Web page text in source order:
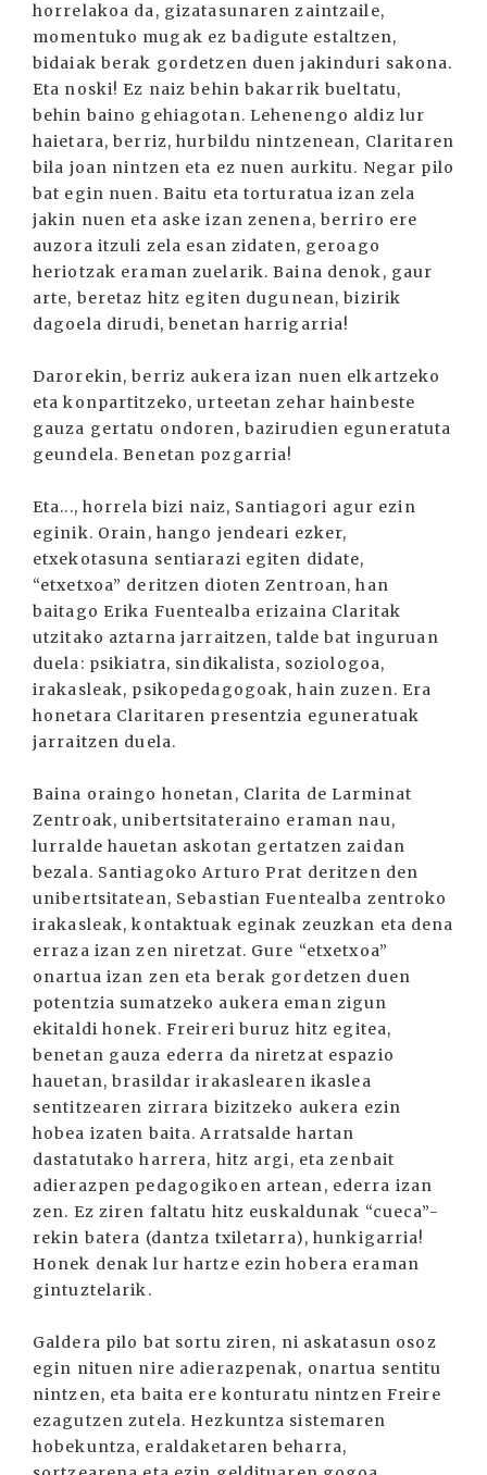
horrelakoa da, gizatasunaren zaintzaile,
momentuko mugak ez badigute estaltzen,
bidaiak berak gordetzen duen jakinduri sakona.
Eta noski! Ez naiz behin bakarrik bueltatu,
behin baino gehiagotan. Lehenengo aldiz lur
haietara, berriz, hurbildu nintzenean, Claritaren
bila joan nintzen eta ez nuen aurkitu. Negar pilo
bat egin nuen. Baitu eta torturatua izan zela
jakin nuen eta aske izan zenena, berriro ere
auzora itzuli zela esan zidaten, geroago
heriotzak eraman zuelarik. Baina denok, gaur
arte, beretaz hitz egiten dugunean, bizirik
dagoela dirudi, benetan harrigarria!
Darorekin, berriz aukera izan nuen elkartzeko
eta konpartitzeko, urteetan zehar hainbeste
gauza gertatu ondoren, bazirudien eguneratuta
geundela. Benetan pozgarria!
Eta..., horrela bizi naiz, Santiagori agur ezin
eginik. Orain, hango jendeari ezker,
etxekotasuna sentiarazi egiten didate,
“etxetxoa” deritzen dioten Zentroan, han
baitago Erika Fuentealba erizaina Claritak
utzitako aztarna jarraitzen, talde bat inguruan
duela: psikiatra, sindikalista, soziologoa,
irakasleak, psikopedagogoak, hain zuzen. Era
honetara Claritaren presentzia eguneratuak
jarraitzen duela.
Baina oraingo honetan, Clarita de Larminat
Zentroak, unibertsitateraino eraman nau,
lurralde hauetan askotan gertatzen zaidan
bezala. Santiagoko Arturo Prat deritzen den
unibertsitatean, Sebastian Fuentealba zentroko
irakasleak, kontaktuak eginak zeuzkan eta dena
erraza izan zen niretzat. Gure “etxetxoa”
onartua izan zen eta berak gordetzen duen
potentzia sumatzeko aukera eman zigun
ekitaldi honek. Freireri buruz hitz egitea,
benetan gauza ederra da niretzat espazio
hauetan, brasildar irakaslearen ikaslea
sentitzearen zirrara bizitzeko aukera ezin
hobea izaten baita. Arratsalde hartan
dastatutako harrera, hitz argi, eta zenbait
adierazpen pedagogikoen artean, ederra izan
zen. Ez ziren faltatu hitz euskaldunak “cueca”-
rekin batera (dantza txiletarra), hunkigarria!
Honek denak lur hartze ezin hobera eraman
gintuztelarik.
Galdera pilo bat sortu ziren, ni askatasun osoz
egin nituen nire adierazpenak, onartua sentitu
nintzen, eta baita ere konturatu nintzen Freire
ezagutzen zutela. Hezkuntza sistemaren
hobekuntza, eraldaketaren beharra,